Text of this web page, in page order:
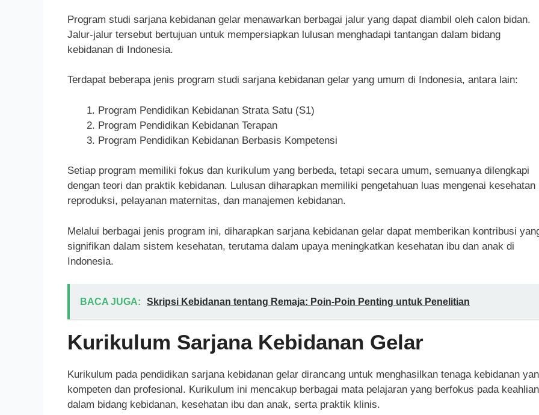
Program studi sarjana kebidanan gelar menawarkan berbagai jalur yang dapat diambil oleh calon bidan.
Jalur-jalur tersebut bertujuan untuk mempersiapkan lulusan menghadapi tantangan dalam bidang
kebidanan di Indonesia.
Terdapat beberapa jenis program studi sarjana kebidanan gelar yang umum di Indonesia, antara lain:
Program Pendidikan Kebidanan Strata Satu (S1)
Program Pendidikan Kebidanan Terapan
Program Pendidikan Kebidanan Berbasis Kompetensi
Setiap program memiliki fokus dan kurikulum yang berbeda, tetapi secara umum, semuanya dilengkapi
dengan teori dan praktik kebidanan. Lulusan diharapkan memiliki pengetahuan luas mengenai kesehatan
reproduksi, pelayanan maternitas, dan manajemen kebidanan.
Melalui berbagai jenis program ini, diharapkan sarjana kebidanan gelar dapat memberikan kontribusi
signifikan dalam sistem kesehatan, terutama dalam upaya meningkatkan kesehatan ibu dan anak di
Indonesia.
BACA JUGA: Skripsi Kebidanan tentang Remaja: Poin-Poin Penting untuk Penelitian
Kurikulum Sarjana Kebidanan Gelar
Kurikulum pada pendidikan sarjana kebidanan gelar dirancang untuk menghasilkan tenaga kebidanan
kompeten dan profesional. Kurikulum ini mencakup berbagai mata pelajaran yang berfokus pada keahlian
dalam bidang kebidanan, kesehatan ibu dan anak, serta praktik klinis.